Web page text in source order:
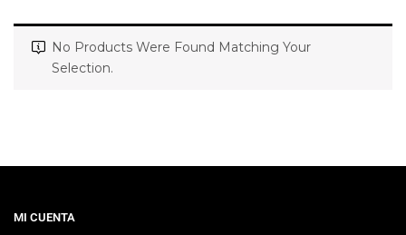
No Products Were Found Matching Your
Selection.
MI CUENTA